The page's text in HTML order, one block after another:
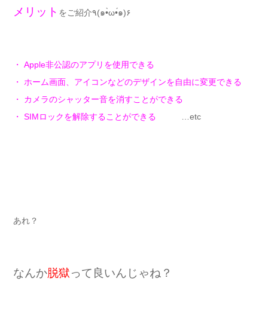
メリット をご紹介٩(๑•̀ω•́๑)۶
・ Apple非公認のアプリを使用できる
・ ホーム画面、アイコンなどのデザインを自由に変更できる
・ カメラのシャッター音を消すことができる
・ SIMロックを解除することができる
…etc
あれ？
なんか脱獄って良いんじゃね？